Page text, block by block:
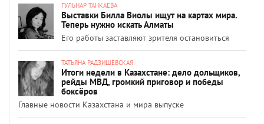
ГУЛЬНАР ТАНКАЕВА
Выставки Билла Виолы ищут на картах мира.
Теперь нужно искать Алматы
Его работы заставляют зрителя остановиться
ТАТЬЯНА РАДЗИШЕВСКАЯ
Итоги недели в Казахстане: дело дольщиков,
рейды МВД, громкий приговор и победы
боксёров
Главные новости Казахстана и мира выпуске